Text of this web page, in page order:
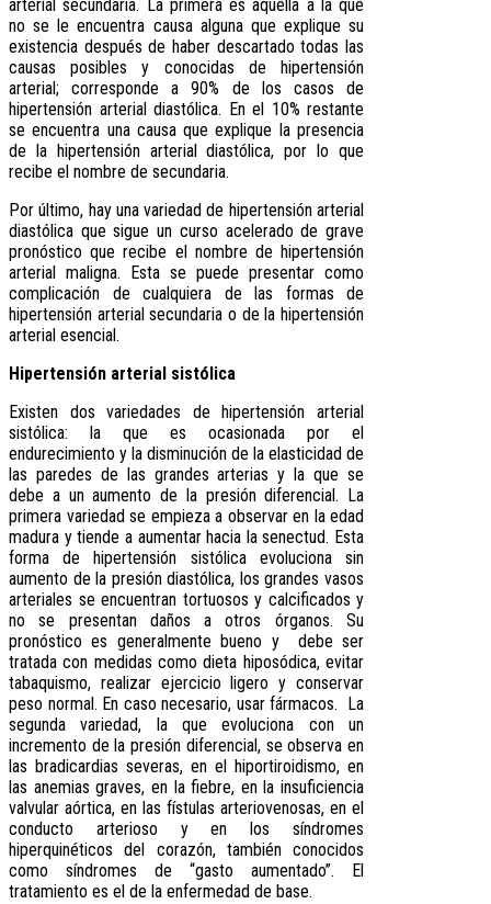
arterial secundaria. La primera es aquella a la que
no se le encuentra causa alguna que explique su
existencia después de haber descartado todas las
causas posibles y conocidas de hipertensión
arterial; corresponde a 90% de los casos de
hipertensión arterial diastólica. En el 10% restante
se encuentra una causa que explique la presencia
de la hipertensión arterial diastólica, por lo que
recibe el nombre de secundaria.
Por último, hay una variedad de hipertensión arterial
diastólica que sigue un curso acelerado de grave
pronóstico que recibe el nombre de hipertensión
arterial maligna. Esta se puede presentar como
complicación de cualquiera de las formas de
hipertensión arterial secundaria o de la hipertensión
arterial esencial.
Hipertensión arterial sistólica
Existen dos variedades de hipertensión arterial
sistólica: la que es ocasionada por el
endurecimiento y la disminución de la elasticidad de
las paredes de las grandes arterias y la que se
debe a un aumento de la presión diferencial. La
primera variedad se empieza a observar en la edad
madura y tiende a aumentar hacia la senectud. Esta
forma de hipertensión sistólica evoluciona sin
aumento de la presión diastólica, los grandes vasos
arteriales se encuentran tortuosos y calcificados y
no se presentan daños a otros órganos. Su
pronóstico es generalmente bueno y debe ser
tratada con medidas como dieta hiposódica, evitar
tabaquismo, realizar ejercicio ligero y conservar
peso normal. En caso necesario, usar fármacos. La
segunda variedad, la que evoluciona con un
incremento de la presión diferencial, se observa en
las bradicardias severas, en el hiportiroidismo, en
las anemias graves, en la fiebre, en la insuficiencia
valvular aórtica, en las fístulas arteriovenosas, en el
conducto arterioso y en los síndromes
hiperquinéticos del corazón, también conocidos
como síndromes de “gasto aumentado”. El
tratamiento es el de la enfermedad de base.